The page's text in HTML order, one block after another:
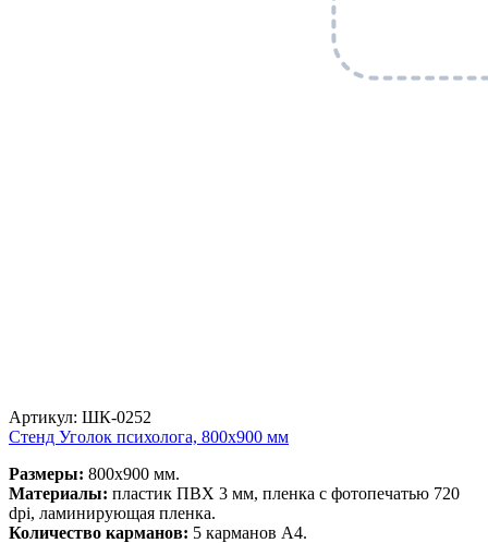
Артикул: ШК-0252
Стенд Уголок психолога, 800х900 мм
Размеры: 800х900 мм.
Материалы: пластик ПВХ 3 мм, пленка с фотопечатью 720
dpi, ламинирующая пленка.
Количество карманов: 5 карманов А4.